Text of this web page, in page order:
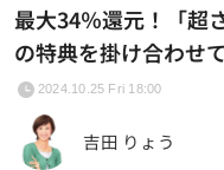
最大34％還元！「超
の特典を掛け合わせ
2024.10.25 Fri 18:00
吉田 りょう